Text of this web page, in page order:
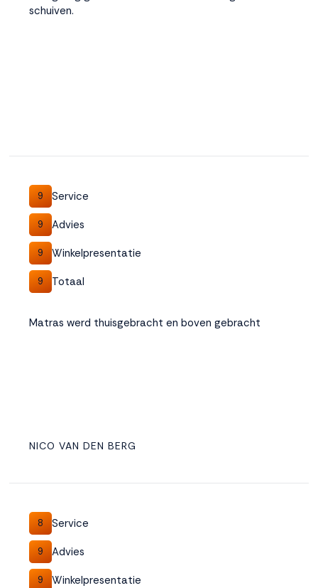
schuiven.
9 Service
9 Advies
9 Winkelpresentatie
9 Totaal
Matras werd thuisgebracht en boven gebracht
NICO VAN DEN BERG
8 Service
9 Advies
9 Winkelpresentatie